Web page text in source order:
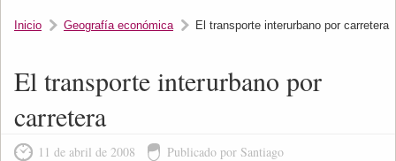
Inicio Geografía económica El transporte interurbano por carretera
El transporte interurbano por
carretera
11 de abril de 2008 Publicado por Santiago